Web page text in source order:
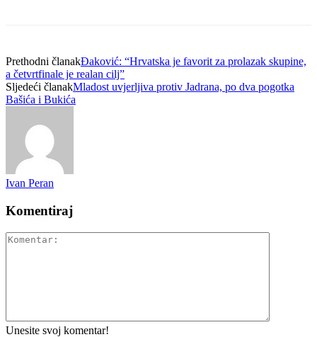
Prethodni članakĐaković: “Hrvatska je favorit za prolazak skupine,
a četvrtfinale je realan cilj”
Sljedeći članakMladost uvjerljiva protiv Jadrana, po dva pogotka
Bašića i Bukića
Ivan Peran
Komentiraj
Unesite svoj komentar!